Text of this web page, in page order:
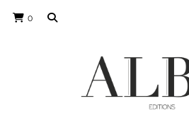
0